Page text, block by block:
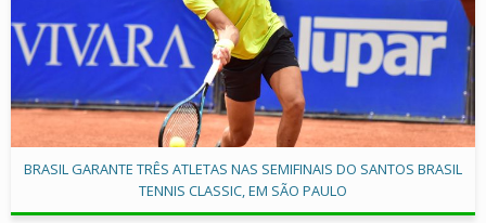
BRASIL GARANTE TRÊS ATLETAS NAS SEMIFINAIS DO SANTOS BRASIL
TENNIS CLASSIC, EM SÃO PAULO